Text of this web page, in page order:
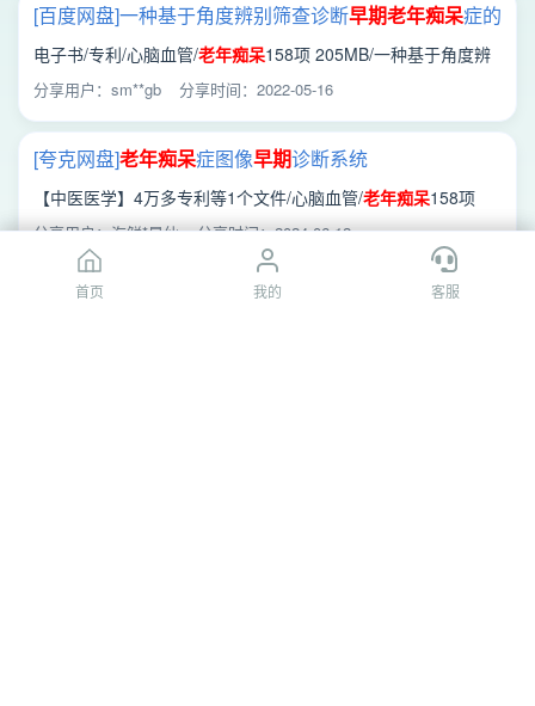
[百度网盘]一种基于角度辨别筛查诊断早期老年痴呆症的
装置_201210235343.7.pdf
电子书/专利/心脑血管/老年痴呆158项 205MB/一种基于角度辨
别筛查诊断
早期 老年痴呆 症的装置_201210235343.7.pdf
分享用户：sm**gb 分享时间：2022-05-16
[夸克网盘]老年痴呆症图像早期诊断系统
【中医医学】4万多专利等1个文件/心脑血管/老年痴呆158项
205MB/老年痴呆症图像早期诊断系统_201210346787.8.pdf
分享用户：海鲜*是仙 分享时间：2024-06-12
[百度网盘]用于预防和延缓 早期
症的隐丹参酮
首页 我的 客服
首页 我的 客服